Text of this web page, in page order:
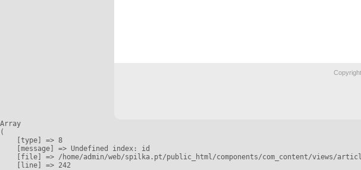
Array
(
    [type] => 8
    [message] => Undefined index: id
[file] => /home/admin/web/spilka.pt/public_html/components/com_content/views/
    [line] => 242